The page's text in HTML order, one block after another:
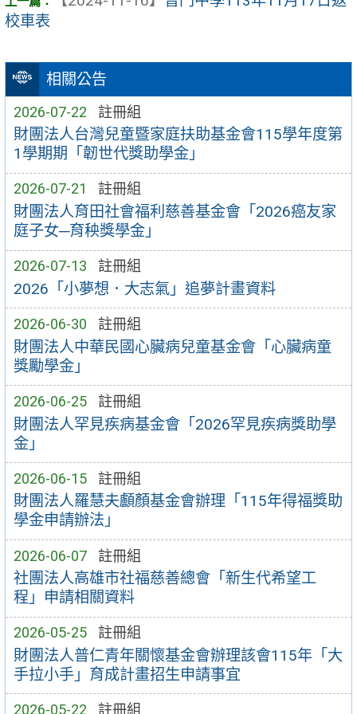
相關公告
2026-07-22 註冊組
財團法人台灣兒童暨家庭扶助基金會115學年度第
1學期期「韌世代獎助學金」
2026-07-21 註冊組
財團法人育田社會福利慈善基金會「2026癌友家
庭子女─育秧獎學金」
2026-07-13 註冊組
2026「小夢想．大志氣」追夢計畫資料
2026-06-30 註冊組
財團法人中華民國心臟病兒童基金會「心臟病童
獎勵學金」
2026-06-25 註冊組
財團法人罕見疾病基金會「2026罕見疾病獎助學
金」
2026-06-15 註冊組
財團法人羅慧夫顱顏基金會辦理「115年得福獎助
學金申請辦法」
2026-06-07 註冊組
社團法人高雄市社福慈善總會「新生代希望工
程」申請相關資料
2026-05-25 註冊組
財團法人普仁青年關懷基金會辦理該會115年「大
手拉小手」育成計畫招生申請事宜
2026-05-22 註冊組
校車表